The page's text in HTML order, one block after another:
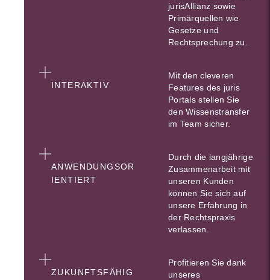
jurisAllianz sowie
Primärquellen wie
Gesetze und
Rechtsprechung zu.
INTERAKTIV
Mit den cleveren
Features des juris
Portals stellen Sie
den Wissenstransfer
im Team sicher.
ANWENDUNGSOR
IENTIERT
Durch die langjährige
Zusammenarbeit mit
unseren Kunden
können Sie sich auf
unsere Erfahrung in
der Rechtspraxis
verlassen.
ZUKUNFTSFÄHIG
Profitieren Sie dank
unseres